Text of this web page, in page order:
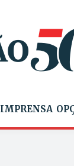
IMPRENSA